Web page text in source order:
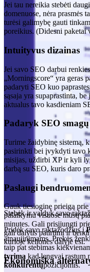
Stebėk ir valdyk savo
Pridėk savo raktažodžius į
atnaujinimams. Prekės
taip pat stebimas
tyrimą kad lengvai rastum
konkurentųpozicijomis.
Jei tau nereikia stebėti
domenuose, nėra prasmės
turėsi galimybę gauti
poreikius. (Didesni paketai
Intuityvus dizainas
Jei savo SEO darbui
„Morningscore“ yra geras
padaryti SEO kuo
sąsaja yra supaprastinta,
aktualus tavo kasdieniam
Padaryk SEO smagų
Turime žaidybinę sistemą,
pasirinkti bei įvykdyti tavo
misijas, uždirbi XP ir kyli
darbą su SEO, kuris daro
Paslaugi
Gauk tiesioginę prieigą
palaikymu visuose mūsų
minutes. Gali prisijungti
gali dalytis patirtimi ir
kurioje kelionės dalyje esi.
Ekonomiška